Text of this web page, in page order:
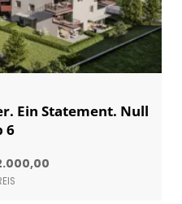
Ein Statement. Null
6